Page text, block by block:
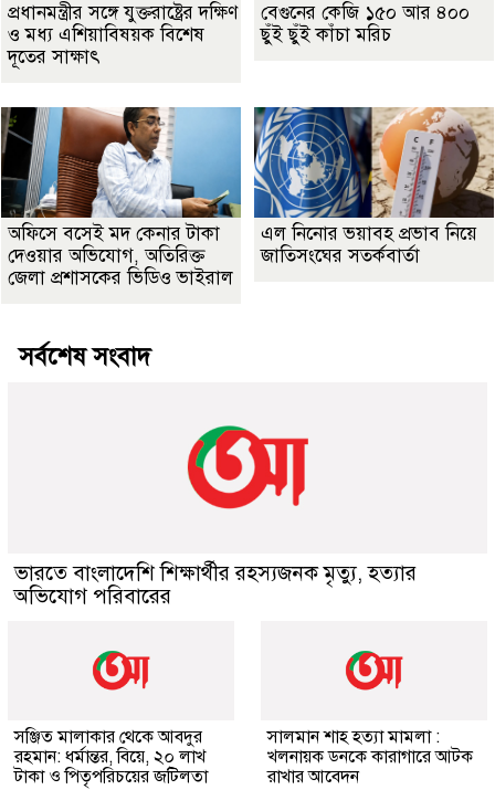
প্রধানমন্ত্রীর সঙ্গে যুক্তরাষ্ট্রের দক্ষিণ
ও মধ্য এশিয়াবিষয়ক বিশেষ
দূতের সাক্ষাৎ
বেগুনের কেজি ১৫০ আর ৪০০
ছুঁই ছুঁই কাঁচা মরিচ
অফিসে বসেই মদ কেনার টাকা
দেওয়ার অভিযোগ, অতিরিক্ত
জেলা প্রশাসকের ভিডিও ভাইরাল
এল নিনোর ভয়াবহ প্রভাব নিয়ে
জাতিসংঘের সতর্কবার্তা
সর্বশেষ সংবাদ
ভারতে বাংলাদেশি শিক্ষার্থীর রহস্যজনক মৃত্যু, হত্যার
অভিযোগ পরিবারের
সঞ্জিত মালাকার থেকে আবদুর
রহমান: ধর্মান্তর, বিয়ে, ২০ লাখ
টাকা ও পিতৃপরিচয়ের জটিলতা
সালমান শাহ হত্যা মামলা :
খলনায়ক ডনকে কারাগারে আটক
রাখার আবেদন